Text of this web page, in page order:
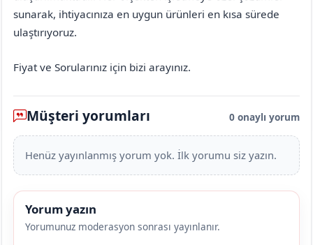
sunarak, ihtiyacınıza en uygun ürünleri en kısa sürede
ulaştırıyoruz.
Fiyat ve Sorularınız için bizi arayınız.
Müşteri yorumları 0 onaylı yorum
Henüz yayınlanmış yorum yok. İlk yorumu siz yazın.
Yorum yazın
Yorumunuz moderasyon sonrası yayınlanır.